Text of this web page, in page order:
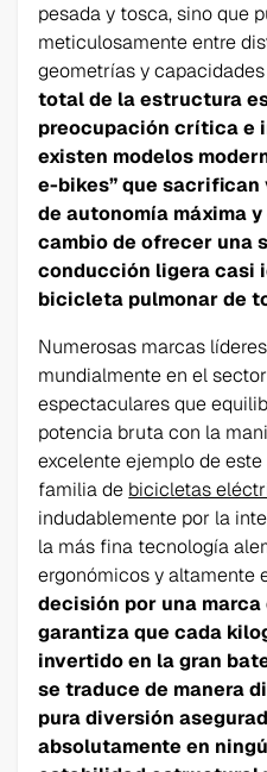
pesada y tosca, sino que
meticulosamente entre
geometrías y
total de la estructura
preocupación crítica e
existen modelos
e-bikes” que
de autonomía máxima
cambio de ofrecer una
conducción ligera casi
bicicleta pulmonar de
Numerosas marcas
mundialmente en el
espectaculares que
potencia bruta con la
excelente ejemplo de
familia de bicicletas
indudablemente por la
la más fina tecnología
ergonómicos y altamente
decisión por una
garantiza que cada
invertido en la gran
se traduce de manera
pura diversión
absolutamente en